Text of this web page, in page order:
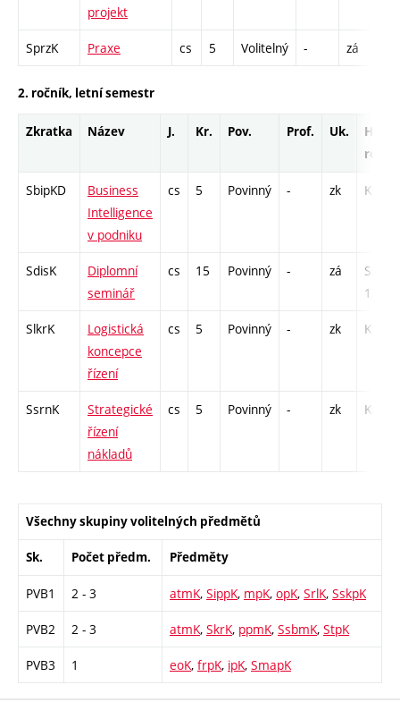
projekt
SprzK Praxe cs 5 Volitelný - zá
2. ročník, letní semestr
Zkratka Název J. Kr. Pov. Prof. Uk.
Hod.
SbipKD
Business
Intelligence
v podniku
cs 5 Povinný - zk KK -
SdisK
Diplomní
seminář
cs 15 Povinný - zá
SD -
12
SlkrK
Logistická
koncepce
řízení
cs 5 Povinný - zk KK -
SsrnK
Strategické
řízení
nákladů
cs 5 Povinný - zk KK -
Všechny skupiny volitelných předmětů
Sk. Počet předm. Předměty
PVB1 2 - 3 atmK, SippK, mpK, opK, SrlK, SskpK
PVB2 2 - 3 atmK, SkrK, ppmK, SsbmK, StpK
PVB3 1 eoK, frpK, ipK, SmapK